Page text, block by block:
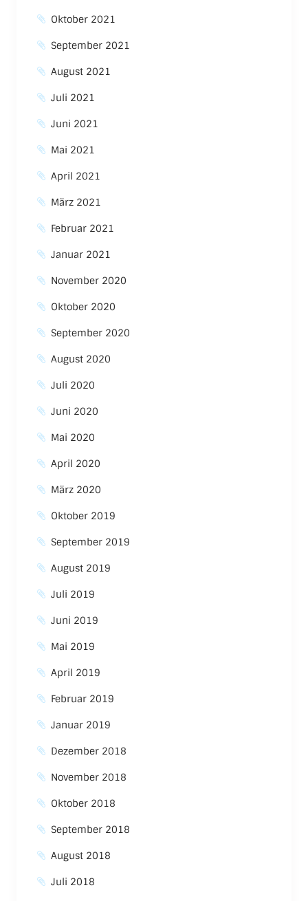
Oktober 2021
September 2021
August 2021
Juli 2021
Juni 2021
Mai 2021
April 2021
März 2021
Februar 2021
Januar 2021
November 2020
Oktober 2020
September 2020
August 2020
Juli 2020
Juni 2020
Mai 2020
April 2020
März 2020
Oktober 2019
September 2019
August 2019
Juli 2019
Juni 2019
Mai 2019
April 2019
Februar 2019
Januar 2019
Dezember 2018
November 2018
Oktober 2018
September 2018
August 2018
Juli 2018